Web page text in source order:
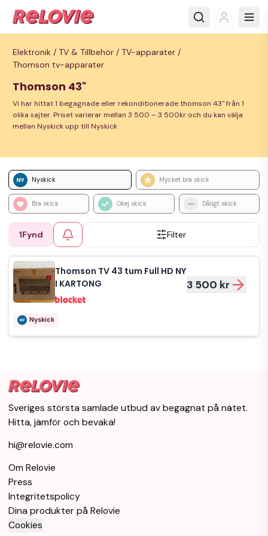
Elektronik / TV & Tillbehör / TV-apparater /
Thomson tv-apparater
Thomson 43"
Vi har hittat 1 begagnade eller rekonditionerade thomson 43" från 1
olika sajter. Priset varierar mellan 3 500 – 3 500kr och du kan välja
mellan Nyskick upp till Nyskick
Nyskick Mycket bra skick
Bra skick Okej skick Dåligt skick
1Fynd Filter
Thomson TV 43 tum Full HD NY
I KARTONG
3 500 kr
Nyskick
Sveriges största samlade utbud av begagnat på nätet.
Hitta, jämför och bevaka!
hi@relovie.com
Om Relovie
Press
Integritetspolicy
Dina produkter på Relovie
Cookies